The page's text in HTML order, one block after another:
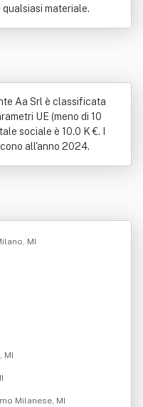
materiale.
Aa Srl è classificata
UE (meno di 10
sociale è 10.0 K €. I
all'anno 2024.
MI
MI
Milanese, MI